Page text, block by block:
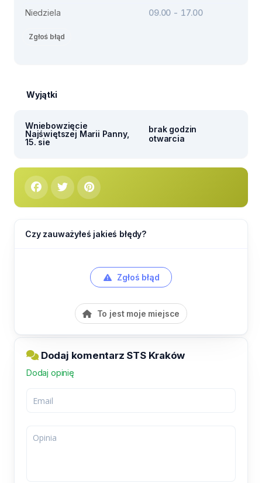
Niedziela
09.00 - 17.00
Zgłoś błąd
Wyjątki
Wniebowzięcie
Najświętszej Marii Panny,
15. sie
brak godzin
otwarcia
Czy zauważyłeś jakieś błędy?
Zgłoś błąd
To jest moje miejsce
Dodaj komentarz STS Kraków
Dodaj opinię